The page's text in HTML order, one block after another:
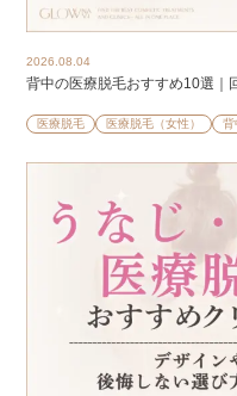
2026.08.04
背中の医療脱毛おすすめ10選｜
医療脱毛 医療脱毛（女性） 背